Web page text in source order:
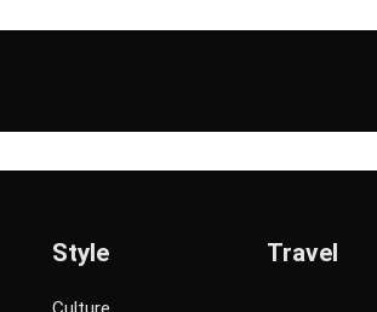
Style Travel